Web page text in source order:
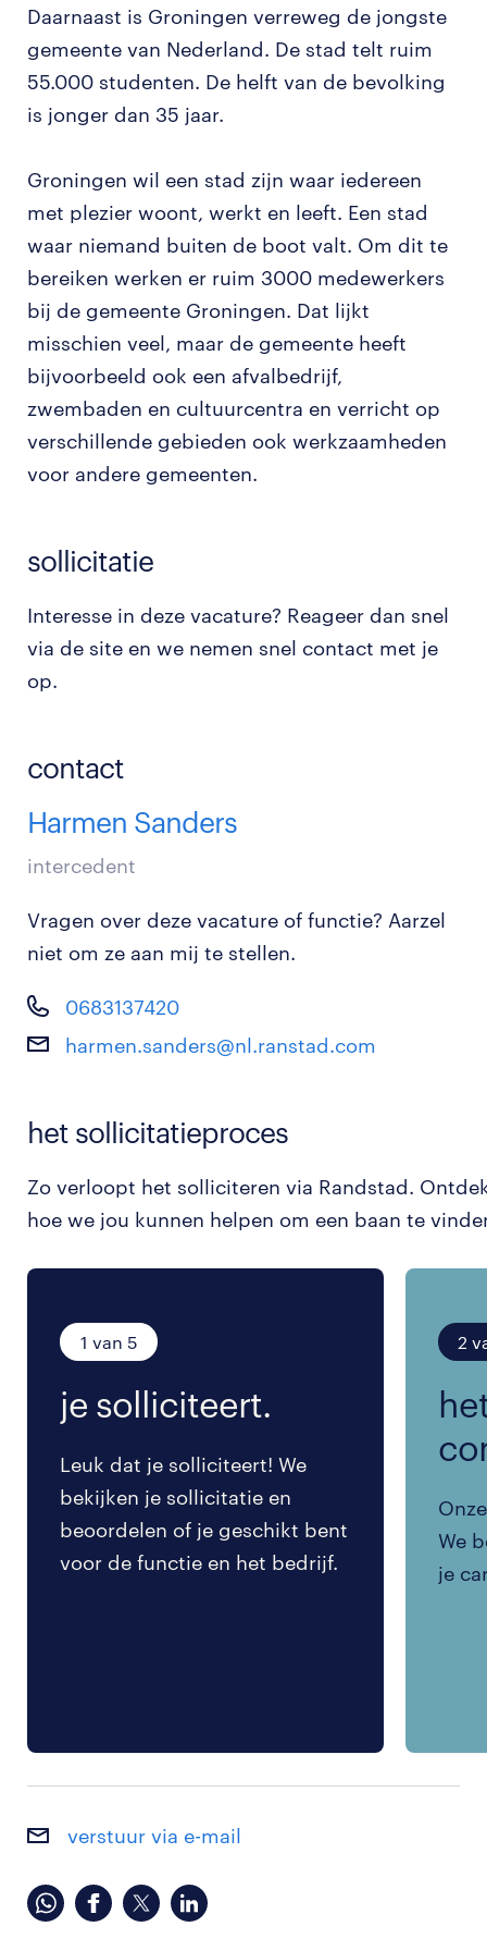
Daarnaast is Groningen verreweg de jongste
gemeente van Nederland. De stad telt ruim
55.000 studenten. De helft van de bevolking
is jonger dan 35 jaar.
Groningen wil een stad zijn waar iedereen
met plezier woont, werkt en leeft. Een stad
waar niemand buiten de boot valt. Om dit te
bereiken werken er ruim 3000 medewerkers
bij de gemeente Groningen. Dat lijkt
misschien veel, maar de gemeente heeft
bijvoorbeeld ook een afvalbedrijf,
zwembaden en cultuurcentra en verricht op
verschillende gebieden ook werkzaamheden
voor andere gemeenten.
sollicitatie
Interesse in deze vacature? Reageer dan snel
via de site en we nemen snel contact met je
op.
contact
Harmen Sanders
intercedent
Vragen over deze vacature of functie? Aarzel
niet om ze aan mij te stellen.
0683137420
harmen.sanders@nl.ranstad.com
het sollicitatieproces
Zo verloopt het solliciteren via Randstad.
hoe we jou kunnen helpen om een baan te
1 van 5
je solliciteert.
Leuk dat je solliciteert! We
bekijken je sollicitatie en
beoordelen of je geschikt bent
voor de functie en het bedrijf.
2
We
je
verstuur via e-mail